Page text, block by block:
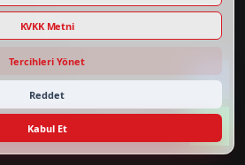
KVKK Metni
Tercihleri Yönet
Reddet
Kabul Et